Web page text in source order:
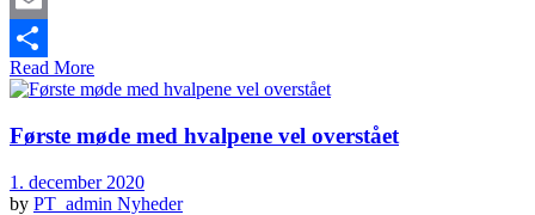
Email
Share
Read More
Første møde med hvalpene vel overstået
1. december 2020
by PT_admin Nyheder